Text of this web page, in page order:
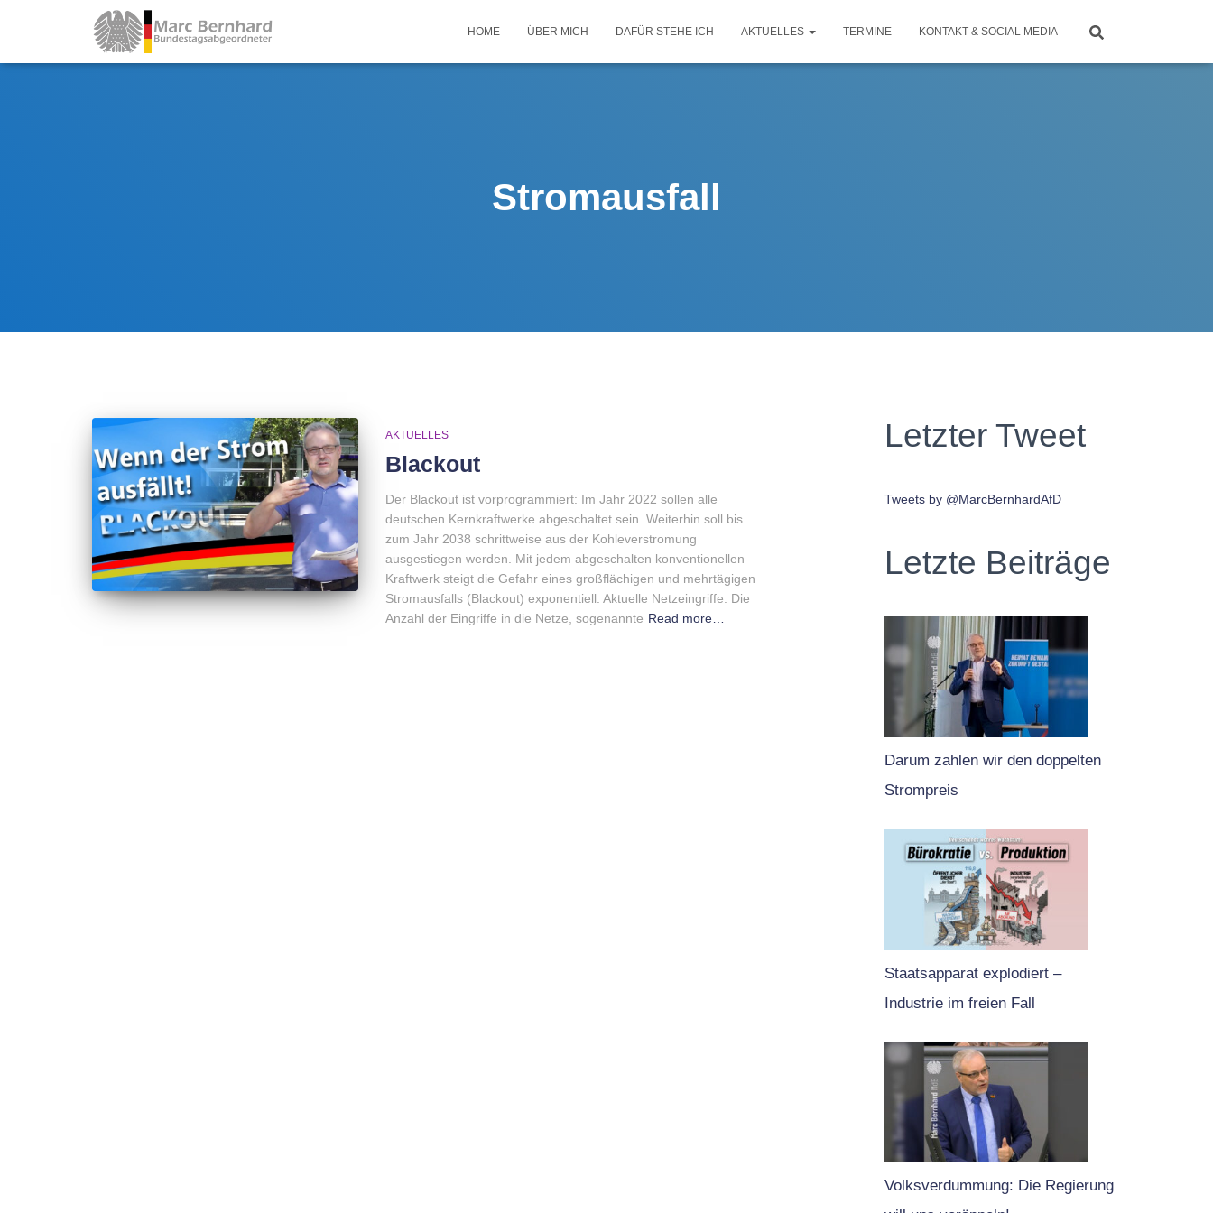
HOME ÜBER MICH DAFÜR STEHE ICH AKTUELLES TERMINE KONTAKT & SOCIAL MEDIA
Stromausfall
AKTUELLES
Blackout
Der Blackout ist vorprogrammiert: Im Jahr 2022 sollen alle
deutschen Kernkraftwerke abgeschaltet sein. Weiterhin soll bis
zum Jahr 2038 schrittweise aus der Kohleverstromung
ausgestiegen werden. Mit jedem abgeschalten konventionellen
Kraftwerk steigt die Gefahr eines großflächigen und mehrtägigen
Stromausfalls (Blackout) exponentiell. Aktuelle Netzeingriffe: Die
Anzahl der Eingriffe in die Netze, sogenannte Read more…
Letzter Tweet
Tweets by @MarcBernhardAfD
Letzte Beiträge
Darum zahlen wir den doppelten
Strompreis
Staatsapparat explodiert –
Industrie im freien Fall
Volksverdummung: Die Regierung